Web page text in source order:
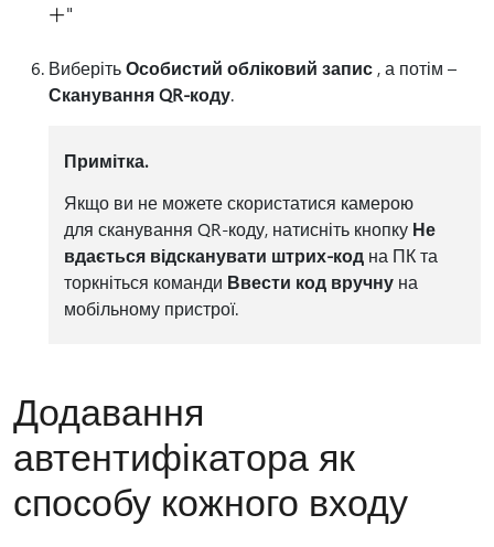
"
ВиберітьОсобистий обліковий запис , а потім –
Сканування QR-коду.
Примітка.
Якщо ви не можете скористатися камерою
для сканування QR-коду, натисніть кнопку Не
вдається відсканувати штрих-кодна ПК та
торкніться команди Ввести код вручнуна
мобільному пристрої.
Додавання
автентифікатора як
способу кожного входу